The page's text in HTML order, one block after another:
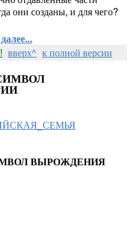
они созданы, и для чего?
вверх^ к полной версии
ВЫРОЖДЕНИЯ